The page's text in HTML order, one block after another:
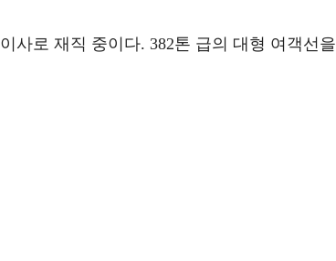
사로 재직 중이다. 382톤 급의 대형 여객선을